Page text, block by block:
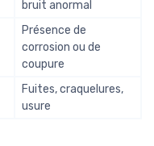
bruit anormal
Présence de
corrosion ou de
coupure
Fuites, craquelures,
usure